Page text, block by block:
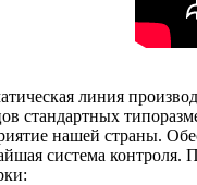
линия
стандартных
нашей страны.
система контроля.